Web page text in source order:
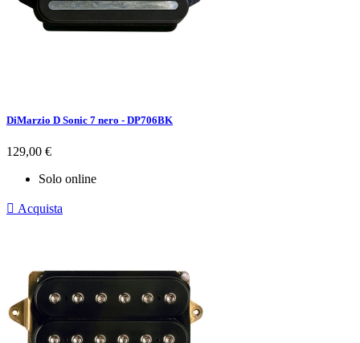
DiMarzio D Sonic 7 nero - DP706BK
Prezzo
129,00 €
Solo online
 Acquista